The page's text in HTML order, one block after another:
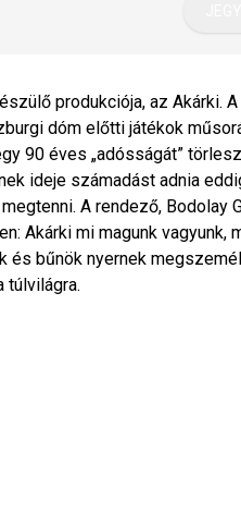
produkciója, az Akárki. A
dóm előtti játékok
90 éves „adósságát”
ideje számadást adnia
A rendező, Bodolay
Akárki mi magunk vagyunk,
és bűnök nyernek
túlvilágra.